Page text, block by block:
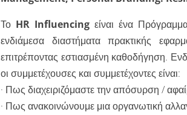
Το HR Influencing είναι ένα
ενδιάμεσα διαστήματα πρακτικής
επιτρέποντας εστιασμένη καθοδήγηση.
οι συμμετέχουσες και συμμετέχοντες είναι:
· Πως διαχειριζόμαστε την απόσυρση /
· Πως ανακοινώνουμε μια οργανωτική